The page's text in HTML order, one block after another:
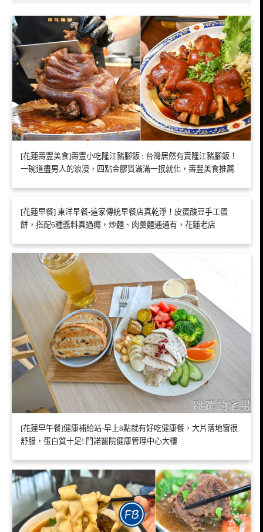
[花蓮壽豐美食]壽豐小吃隆江豬腳飯 : 台灣居然有賣隆江豬腳飯！
一碗道盡男人的浪漫，四點金膠質滿滿一抿就化，壽豐美食推薦
[花蓮早餐] 東洋早餐-這家傳統早餐店真乾淨！皮蛋酸豆手工蛋
餅，搭配6種醬料真過癮，炒麵、肉羹麵通通有，花蓮老店
[花蓮早午餐]健康補給站-早上8點就有好吃健康餐，大片落地窗很
舒服，蛋白質十足! 門諾醫院健康管理中心大樓